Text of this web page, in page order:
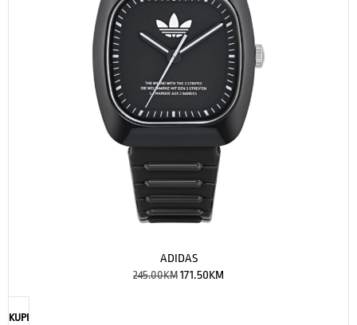
ADIDAS
245.00KM171.50KM
KUPI